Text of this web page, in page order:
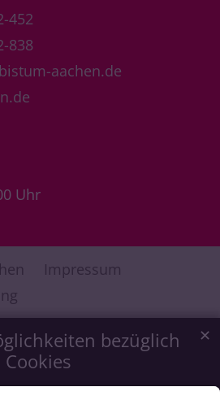
bezüglich
Cookies
✕
452
838
aachen.de
Uhr
Impressum